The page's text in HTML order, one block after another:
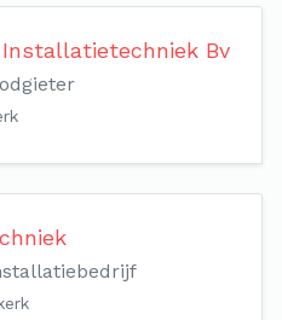
Installatietechniek Bv